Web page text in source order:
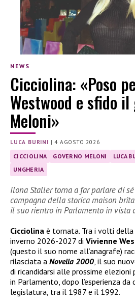
NEWS
Cicciolina: «Poso
Westwood e sfido
Meloni»
LUCA BURINI |4 AGOSTO 2026
CICCIOLINA GOVERNO MELONI LUCA
UNGHERIA
Ilona Staller torna a far parlare di
campagna della storica maison
il suo rientro in Parlamento in
Cicciolina è tornata. Tra i volti della
inverno 2026-2027 di Vivienne
(questo il suo nome all’anagrafe)
rilasciata a Novella 2000 , il suo
di ricandidarsi alle prossime
in Parlamento, dopo l’esperienza
legislatura, tra il 1987 e il 1992.